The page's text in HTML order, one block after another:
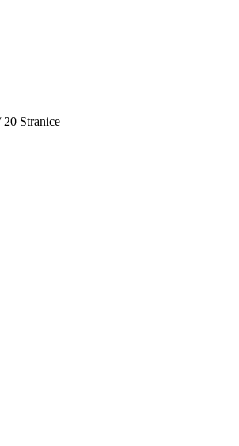
20 Stranice